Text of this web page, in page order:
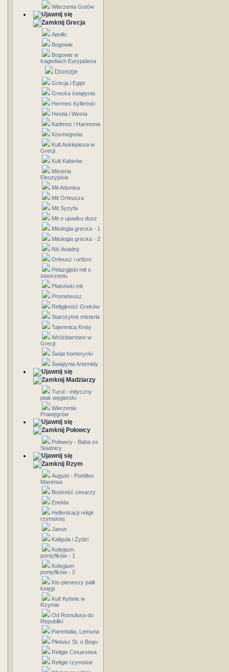
Wierzenia Gotów
Grecja
Apollo
Bogowie
Bogowie w
tragediach Eurypidesa
Dionizje
Grecja i Egipt
Grecka świątynia
Hermes Kylleński
Hestia i Westa
Kadmos i Harmonia
Kosmogonia
Kult Asklepiosa w
Grecji
Kult Kabirów
Misteria
Eleuzyjskie
Mit Adonisa
Mit Orfeusza
Mit Syzyfa
Mit o upadku dusz
Mitologia grecka - 1
Mitologia grecka - 2
Nić Ariadny
Orfeusz i orfizm
Pelazgijski mit o
stworzeniu
Platoński mit
Prometeusz
Religijność Greków
Starożytne misteria
Tajemnica Krety
Wróżbiarstwo w
Grecji
Świat homerycki
Świątynia Artemidy
Madziarzy
Turul - mityczny
ptak węgierski
Wierzenia
Prawęgrów
Połowcy
Połowcy - Baba ze
Stadnicy
Rzym
August - Pontifex
Maximus
Boskość cesarzy
Eneida
Hellenizacji religii
rzymskiej
Janus
Kaligula i Żydzi
Kolegium
pontyfików - 1
Kolegium
pontyfików - 2
Kto pierwszy palił
księgi
Kult Kybele w
Rzymie
Od Romulusa do
Republiki
Parentalia, Lemuria
Pliniusz St. o Bogu
Religie Cesarstwa
Religie rzymskie